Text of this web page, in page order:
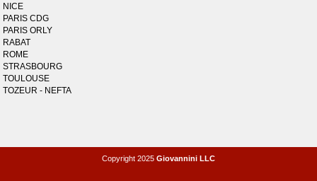
NICE
PARIS CDG
PARIS ORLY
RABAT
ROME
STRASBOURG
TOULOUSE
TOZEUR - NEFTA
Copyright 2025 Giovannini LLC